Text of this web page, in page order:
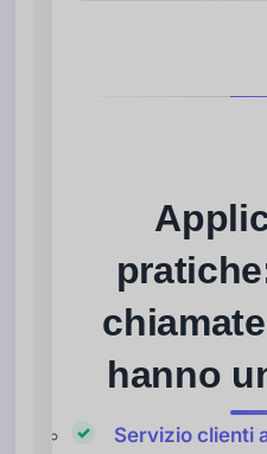
hanno
Servizio clienti